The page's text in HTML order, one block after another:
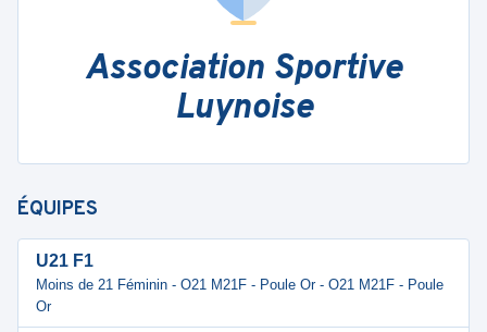
Association Sportive
Luynoise
ÉQUIPES
U21 F1
Moins de 21 Féminin - O21 M21F - Poule Or - O21 M21F - Poule
Or